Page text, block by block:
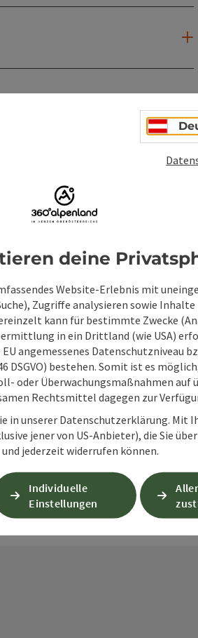
Beitrag drucken In der Nähe
deine
Website-Erlebnis mit
Zugriffe analysieren sowie
kann für bestimmte Zwecke
in ein Drittland (wie USA)
angemessenes Datenschutzniveau
DSGVO) bestehen. Somit ist es
oder Überwachungsmaßnahmen
Rechtsmittel dagegen zur
in unserer Datenschutzerklärung. Mit
jener von US-Anbieter), die Sie
jederzeit widerrufen können.
Individuelle
Einstellungen